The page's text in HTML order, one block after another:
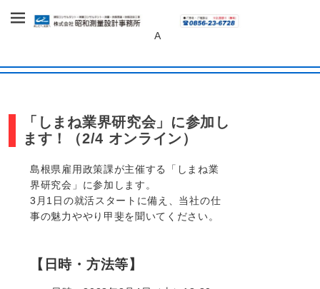
株式会社 昭和
所
～あしたへ、未来へ～
A
「しまね業界研究会」に参加し
ます！（2/4 オンライン）
島根県雇用政策課が主催する「しまね業
界研究会」に参加します。
3月1日の就活スタートに備え、当社の仕
事の魅力ややり甲斐を聞いてください。
【日時・方法等】